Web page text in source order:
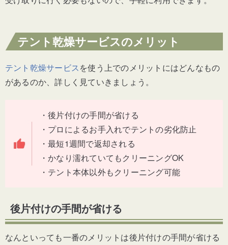
テント乾燥サービスのメリット
テント乾燥サービスを使う上でのメリットにはどんなもの
があるのか、詳しく見ていきましょう。
・後片付けの手間が省ける
・プロによるお手入れでテントの劣化防止
・最短1週間で返却される
・かなり濡れていてもクリーニングOK
・テント本体以外もクリーニング可能
後片付けの手間が省ける
なんといっても一番のメリットは後片付けの手間が省ける